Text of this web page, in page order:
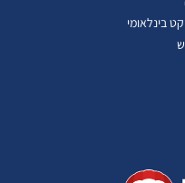
בינלאומי